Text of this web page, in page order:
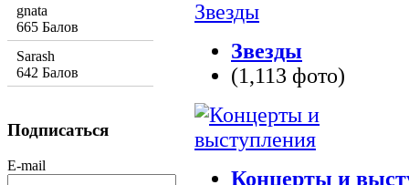
Звезды
(1,113 фото)
Концерты и
gnata
665 Балов
Sarash
642 Балов
Подписаться
E-mail